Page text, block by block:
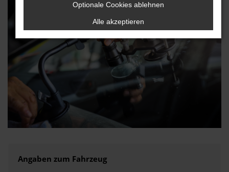
Angaben zum Fahrzeug
Optionale Cookies ablehnen
Alle akzeptieren